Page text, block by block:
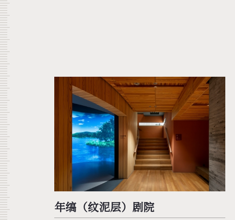
年缟（纹泥层）剧院